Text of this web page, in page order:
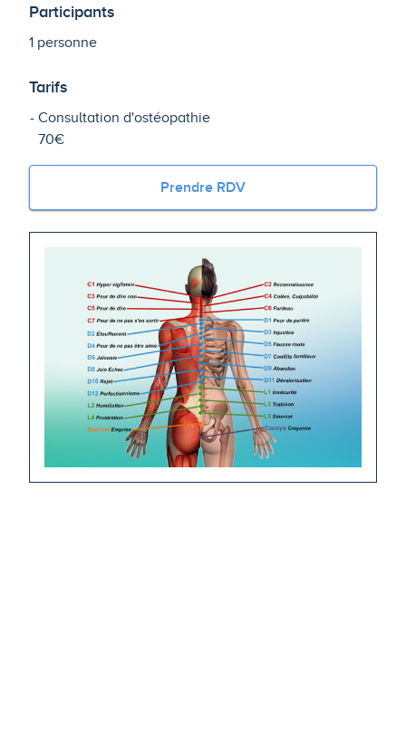
Participants
1 personne
Tarifs
Consultation d'ostéopathie
70€
Prendre RDV